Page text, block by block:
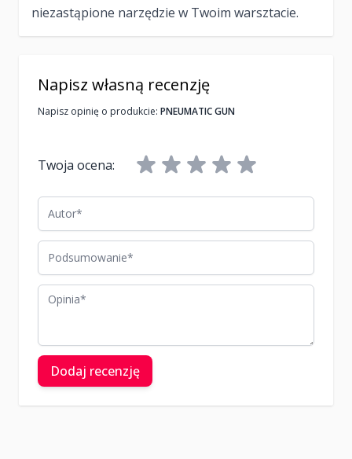
niezastąpione narzędzie w Twoim warsztacie.
Napisz własną recenzję
Napisz opinię o produkcie: PNEUMATIC GUN
Twoja ocena:
Autor
Podsumowanie
Opinia
Dodaj recenzję